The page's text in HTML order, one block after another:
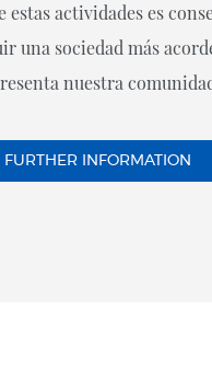
actividades es
una sociedad más
nuestra
FURTHER INFORMATION